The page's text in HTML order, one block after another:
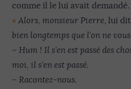
comme il le lui avait demandé.
« Alors, monsieur Pierre, lui
bien longtemps que l’on ne
– Hum ! Il s’en est passé des
moi, il s’en est passé.
– Racontez-nous.